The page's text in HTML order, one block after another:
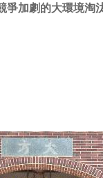
爭加劇的大環境淘